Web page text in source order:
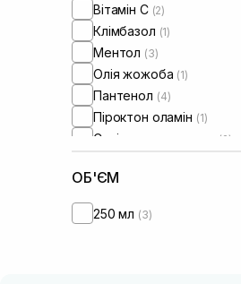
Вітамін C (2)
Клімбазол (1)
Ментол (3)
Олія жожоба (1)
Пантенол (4)
Піроктон оламін (1)
Саліцилова кислота (2)
ОБ'ЄМ
250 мл (3)